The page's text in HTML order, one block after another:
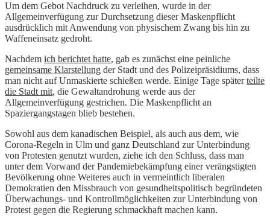
Um dem Gebot Nachdruck zu verleihen, wurde in der
Allgemeinverfügung zur Durchsetzung dieser Maskenpflicht
ausdrücklich mit Anwendung von physischem Zwang bis hin zu
Waffeneinsatz gedroht.
Nachdem ich berichtet hatte, gab es zunächst eine peinliche
gemeinsame Klarstellung der Stadt und des Polizeipräsidiums, dass
man nicht auf Unmaskierte schießen werde. Einige Tage späterteilte
die Stadt mit, die Gewaltandrohung werde aus der
Allgemeinverfügung gestrichen. Die Maskenpflicht an
Spaziergangstagen blieb bestehen.
Sowohl aus dem kanadischen Beispiel, als auch aus dem, wie
Corona-Regeln in Ulm und ganz Deutschland zur Unterbindung
von Protesten genutzt wurden, ziehe ich den Schluss, dass man
unter dem Vorwand der Pandemiebekämpfung einer verängstigten
Bevölkerung ohne Weiteres auch in vermeintlich liberalen
Demokratien den Missbrauch von gesundheitspolitisch begründeten
Überwachungs- und Kontrollmöglichkeiten zur Unterbindung von
Protest gegen die Regierung schmackhaft machen kann.